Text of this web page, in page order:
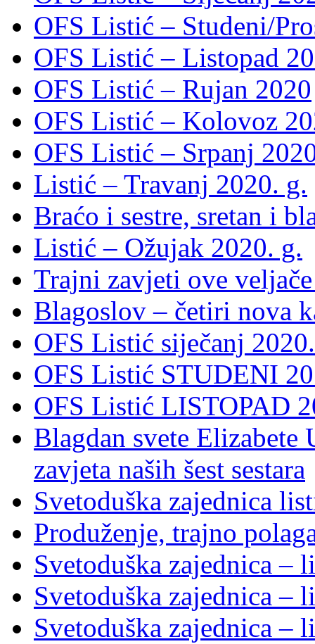
OFS Listić – Studeni/
OFS Listić – Listopad
OFS Listić – Rujan 2020
OFS Listić – Kolovoz
OFS Listić – Srpanj
Listić – Travanj 2020. g.
Braćo i sestre, sretan i
Listić – Ožujak 2020. g.
Trajni zavjeti ove
Blagoslov – četiri nova
OFS Listić siječanj
OFS Listić STUDENI
OFS Listić LISTOPAD
Blagdan svete
zavjeta naših šest sestara
Svetoduška zajednica
Produženje, trajno
Svetoduška zajednica –
Svetoduška zajednica –
Svetoduška zajednica –